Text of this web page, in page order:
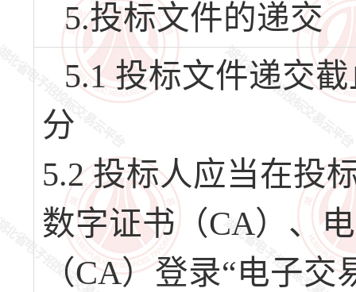
5.投标文件的递交
5.1 投标文件递交
分
5.2 投标人应当在投
数字证书（CA）、
（CA）登录“电子